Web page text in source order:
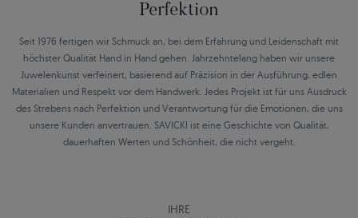
Perfektion
Seit 1976 fertigen wir Schmuck an, bei dem Erfahrung und Leidenschaft mit
höchster Qualität Hand in Hand gehen. Jahrzehntelang haben wir unsere
Juwelenkunst verfeinert, basierend auf Präzision in der Ausführung, edlen
Materialien und Respekt vor dem Handwerk. Jedes Projekt ist für uns Ausdruck
des Strebens nach Perfektion und Verantwortung für die Emotionen, die uns
unsere Kunden anvertrauen. SAVICKI ist eine Geschichte von Qualität,
dauerhaften Werten und Schönheit, die nicht vergeht.
IHRE